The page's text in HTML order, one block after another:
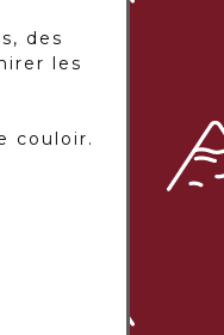
des
les
couloir.